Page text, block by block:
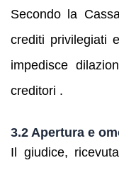
Secondo la
crediti privilegiati
impedisce
creditori .
3.2 Apertura e
Il giudice,